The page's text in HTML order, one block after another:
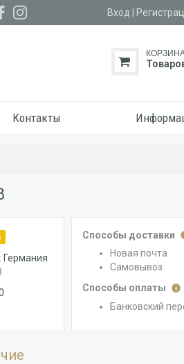
Вход
Контакты
Германия
Способы доставки
Новая почта
Самовывоз
Способы оплаты
Банковский